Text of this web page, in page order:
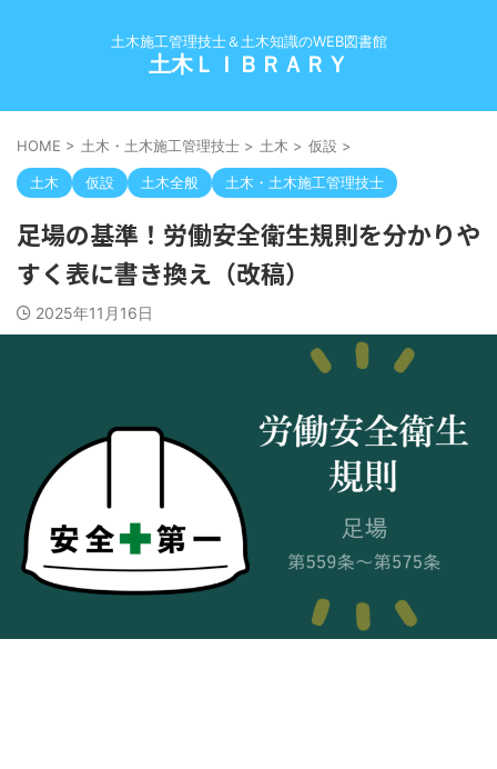
土木施工管理技士＆土木知識のWEB図書館
土木ＬＩＢＲＡＲＹ
HOME > 土木・土木施工管理技士 > 土木 > 仮設 >
土木 仮設 土木全般 土木・土木施工管理技士
足場の基準！労働安全衛生規則を分かりや
すく表に書き換え（改稿）
2025年11月16日